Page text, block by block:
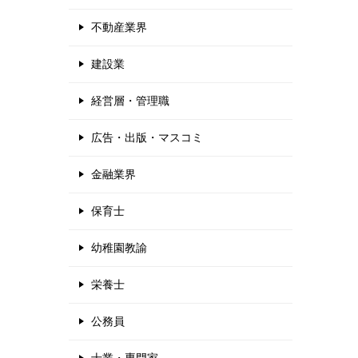
不動産業界
建設業
経営層・管理職
広告・出版・マスコミ
金融業界
保育士
幼稚園教諭
栄養士
公務員